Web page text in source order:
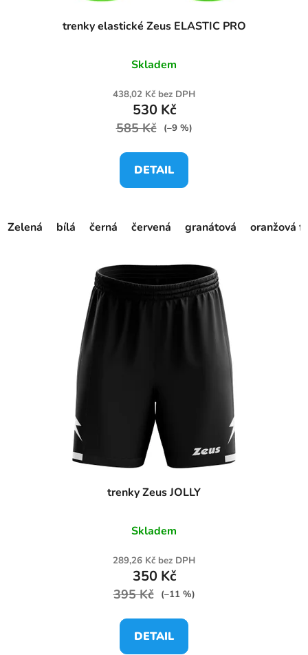
trenky elastické Zeus ELASTIC PRO
Skladem
438,02 Kč bez DPH
530 Kč
585 Kč (–9 %)
DETAIL
Zelená bílá černá červená granátová oranžová
trenky Zeus JOLLY
Skladem
289,26 Kč bez DPH
350 Kč
395 Kč (–11 %)
DETAIL